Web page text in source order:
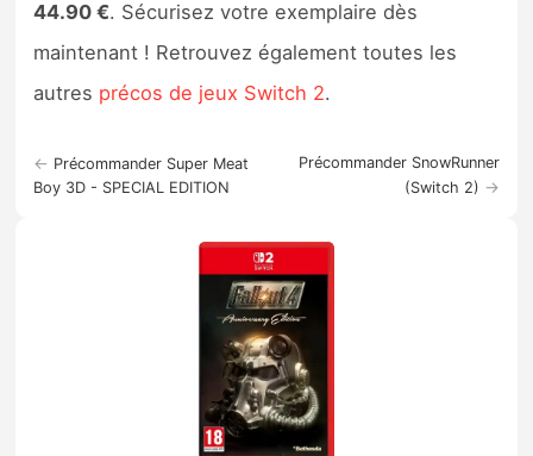
44.90 €. Sécurisez votre exemplaire dès
maintenant ! Retrouvez également toutes les
autres précos de jeux Switch 2.
← Précommander Super Meat
Boy 3D - SPECIAL EDITION
Précommander SnowRunner
(Switch 2) →